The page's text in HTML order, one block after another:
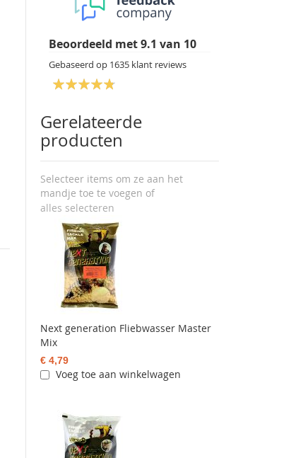
Beoordeeld met9.1 van 10
Gebaseerd op 1635 klant reviews
Gerelateerde
producten
Selecteer items om ze aan het
mandje toe te voegen of
alles selecteren
Next generation Fliebwasser Master
Mix
€ 4,79
Voeg toe aan winkelwagen